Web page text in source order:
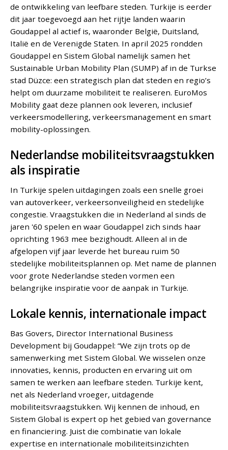
de ontwikkeling van leefbare steden. Turkije is eerder
dit jaar toegevoegd aan het rijtje landen waarin
Goudappel al actief is, waaronder België, Duitsland,
Italië en de Verenigde Staten. In april 2025 rondden
Goudappel en Sistem Global namelijk samen het
Sustainable Urban Mobility Plan (SUMP) af in de Turkse
stad Düzce: een strategisch plan dat steden en regio’s
helpt om duurzame mobiliteit te realiseren. EuroMos
Mobility gaat deze plannen ook leveren, inclusief
verkeersmodellering, verkeersmanagement en smart
mobility-oplossingen.
Nederlandse mobiliteitsvraagstukken
als inspiratie
In Turkije spelen uitdagingen zoals een snelle groei
van autoverkeer, verkeersonveiligheid en stedelijke
congestie. Vraagstukken die in Nederland al sinds de
jaren '60 spelen en waar Goudappel zich sinds haar
oprichting 1963 mee bezighoudt. Alleen al in de
afgelopen vijf jaar leverde het bureau ruim 50
stedelijke mobiliteitsplannen op. Met name de plannen
voor grote Nederlandse steden vormen een
belangrijke inspiratie voor de aanpak in Turkije.
Lokale kennis, internationale impact
Bas Govers, Director International Business
Development bij Goudappel: “We zijn trots op de
samenwerking met Sistem Global. We wisselen onze
innovaties, kennis, producten en ervaring uit om
samen te werken aan leefbare steden. Turkije kent,
net als Nederland vroeger, uitdagende
mobiliteitsvraagstukken. Wij kennen de inhoud, en
Sistem Global is expert op het gebied van governance
en financiering. Juist die combinatie van lokale
expertise en internationale mobiliteitsinzichten